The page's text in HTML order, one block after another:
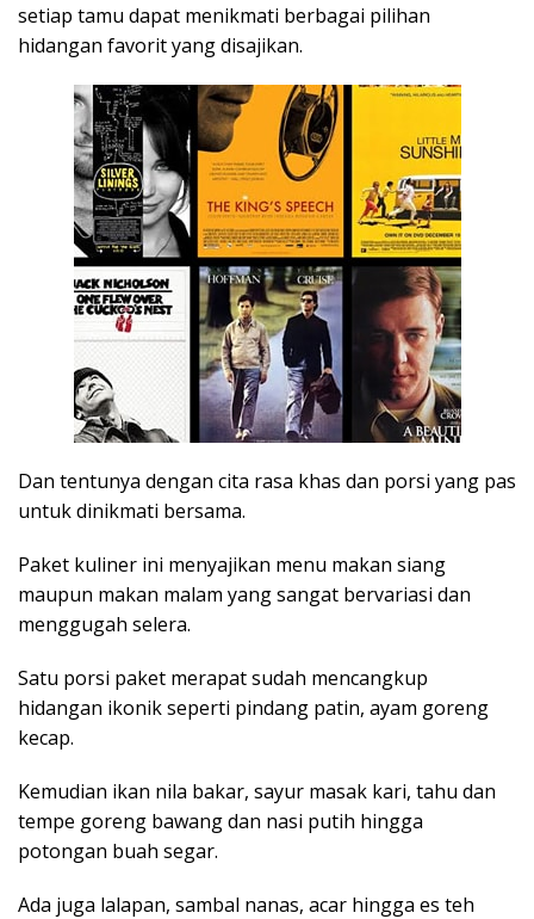
setiap tamu dapat menikmati berbagai pilihan
hidangan favorit yang disajikan.
Dan tentunya dengan cita rasa khas dan porsi yang pas
untuk dinikmati bersama.
Paket kuliner ini menyajikan menu makan siang
maupun makan malam yang sangat bervariasi dan
menggugah selera.
Satu porsi paket merapat sudah mencangkup
hidangan ikonik seperti pindang patin, ayam goreng
kecap.
Kemudian ikan nila bakar, sayur masak kari, tahu dan
tempe goreng bawang dan nasi putih hingga
potongan buah segar.
Ada juga lalapan, sambal nanas, acar hingga es teh